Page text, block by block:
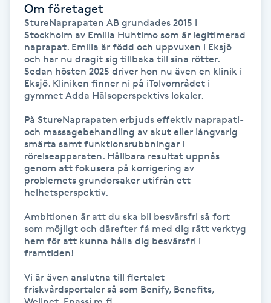
Gravidmassage
Gravidyoga
Gruppträning
Gua Sha-massage
Hatha Yoga
Healing
Herrklippning
Om företaget
StureNaprapaten AB grundades 2015 i
Stockholm av Emilia Huhtimo som är legitimerad
naprapat. Emilia är född och uppvuxen i Eksjö
och har nu dragit sig tillbaka till sina rötter.
Sedan hösten 2025 driver hon nu även en klinik i
Eksjö. Kliniken finner ni på iTolvområdet i
gymmet Adda Hälsoperspektivs lokaler.
På StureNaprapaten erbjuds effektiv naprapati-
och massagebehandling av akut eller långvarig
smärta samt funktionsrubbningar i
rörelseapparaten. Hållbara resultat uppnås
genom att fokusera på korrigering av
problemets grundorsaker utifrån ett
helhetsperspektiv.
Ambitionen är att du ska bli besvärsfri så fort
som möjligt och därefter få med dig rätt verktyg
hem för att kunna hålla dig besvärsfri i
framtiden!
Vi är även anslutna till flertalet
friskvårdsportaler så som Benify, Benefits,